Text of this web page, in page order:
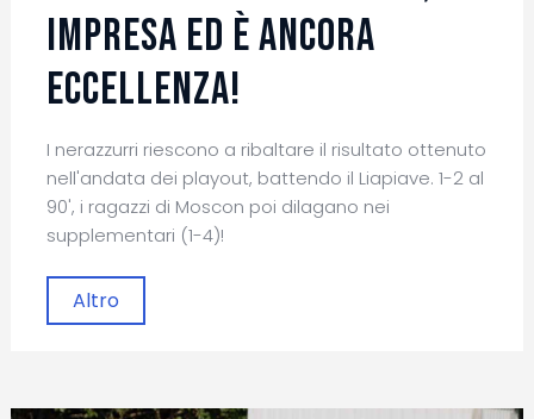
impresa ed è ancora
Eccellenza!
I nerazzurri riescono a ribaltare il risultato ottenuto
nell'andata dei playout, battendo il Liapiave. 1-2 al
90', i ragazzi di Moscon poi dilagano nei
supplementari (1-4)!
Altro